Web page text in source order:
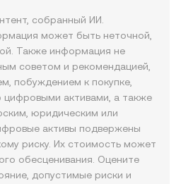
собранный ИИ.
может быть неточной,
Также информация не
советом и рекомендацией,
побуждением к покупке,
активами, а также
юридическим или
активы подвержены
риску. Их стоимость может
обесценивания. Оцените
допустимые риски и